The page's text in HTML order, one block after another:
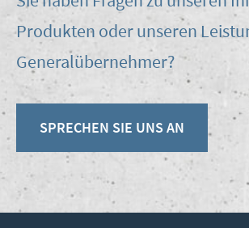
Pro­duk­ten oder unse­ren
Generalübernehmer?
SPRE­CHEN SIE UNS AN